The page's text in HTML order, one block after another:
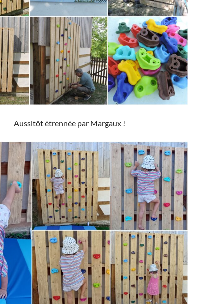
Aussitôt étrennée par Margaux !